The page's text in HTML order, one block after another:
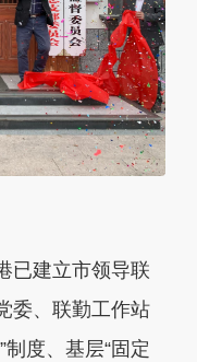
建立市领导联
委、联勤工作站
度、基层“固定